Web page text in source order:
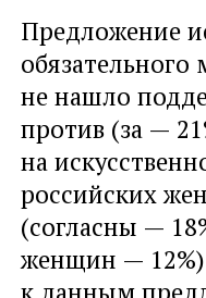
Предложение
не нашло
против (за —
на
российских
(согласны —
женщин —